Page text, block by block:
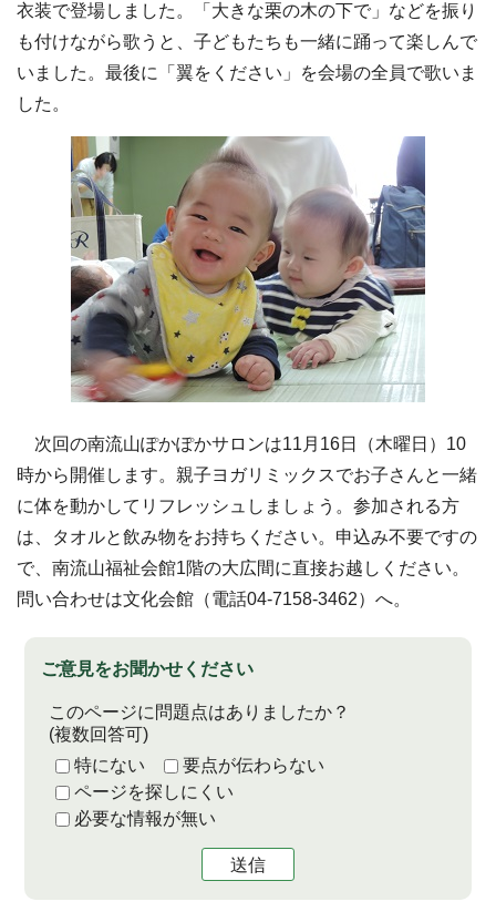
衣装で登場しました。「大きな栗の木の下で」などを振り
も付けながら歌うと、子どもたちも一緒に踊って楽しんで
いました。最後に「翼をください」を会場の全員で歌いま
した。
次回の南流山ぽかぽかサロンは11月16日（木曜日）10
時から開催します。親子ヨガリミックスでお子さんと一緒
に体を動かしてリフレッシュしましょう。参加される方
は、タオルと飲み物をお持ちください。申込み不要ですの
で、南流山福祉会館1階の大広間に直接お越しください。
問い合わせは文化会館（電話04-7158-3462）へ。
ご意見をお聞かせください
このページに問題点はありましたか？
(複数回答可)
特にない
要点が伝わらない
ページを探しにくい
必要な情報が無い
送信